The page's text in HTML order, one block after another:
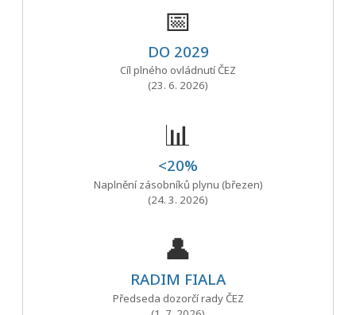
📅
DO 2029
Cíl plného ovládnutí ČEZ
(23. 6. 2026)
📊
<20%
Naplnění zásobníků plynu (březen)
(24. 3. 2026)
👤
RADIM FIALA
Předseda dozorčí rady ČEZ